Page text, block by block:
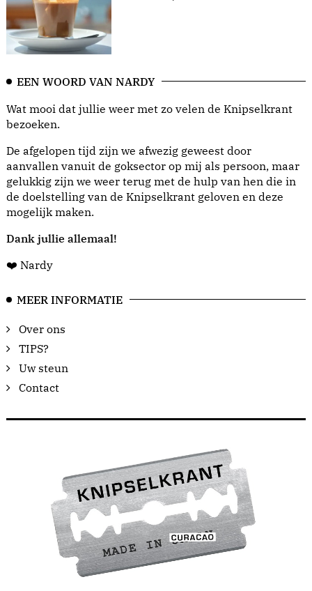
EEN WOORD VAN NARDY
Wat mooi dat jullie weer met zo velen de Knipselkrant
bezoeken.
De afgelopen tijd zijn we afwezig geweest door
aanvallen vanuit de goksector op mij als persoon, maar
gelukkig zijn we weer terug met de hulp van hen die in
de doelstelling van de Knipselkrant geloven en deze
mogelijk maken.
Dank jullie allemaal!
❤️ Nardy
MEER INFORMATIE
Over ons
TIPS?
Uw steun
Contact